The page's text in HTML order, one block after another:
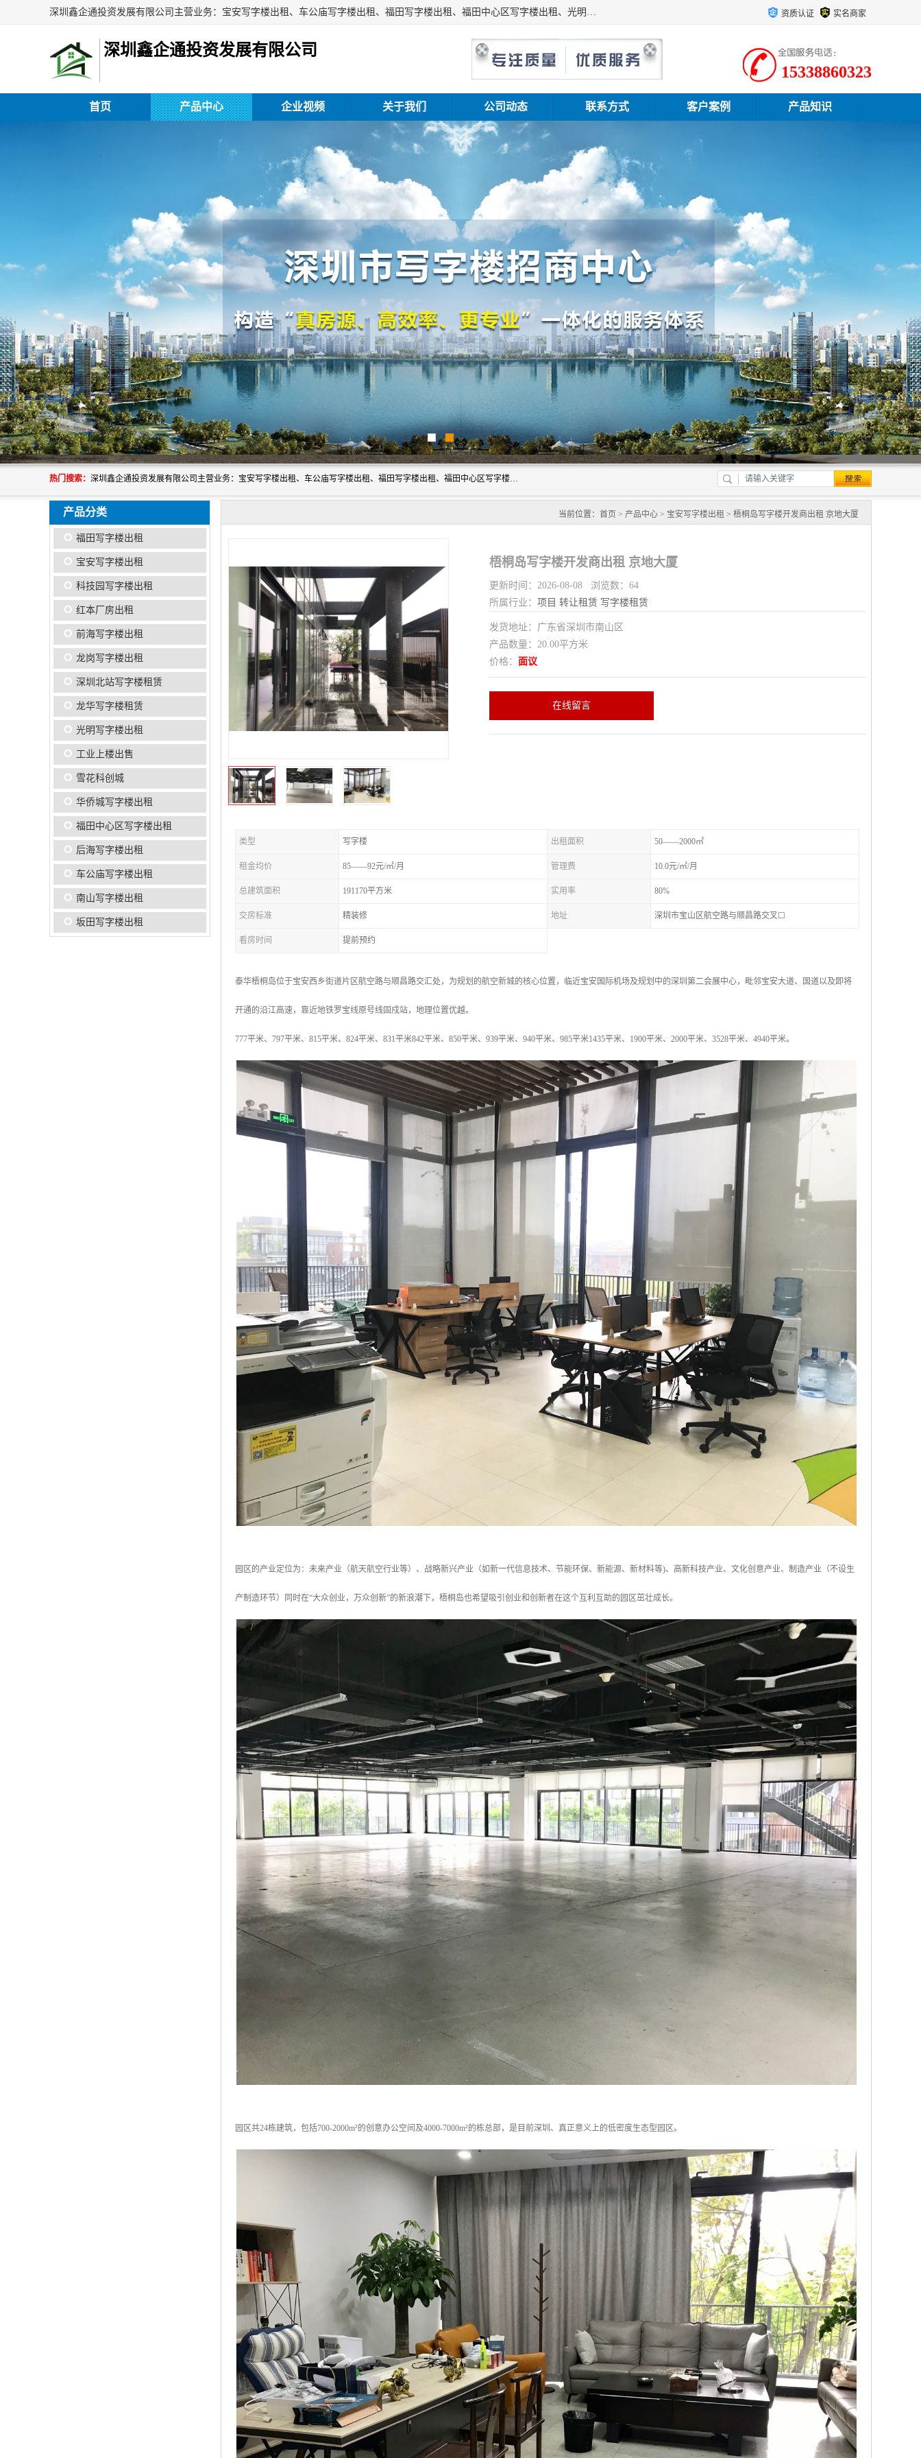
深圳鑫企通投资发展有限公司主营业务：宝安写字楼出租、车公庙写字楼出租、福田写字楼出租、福田中心区写字楼出租、光明写字楼出租、后海写字楼出租、科技园写字楼出租、南山写字楼出租等。公司专注为写字楼提供整体解决方案的化服务，依托于长期的写字楼线下运营经验和积累，以及丰富的互联网从业经验，拥有完善的服务架构体系、丰富的行业经验、与充分的销售资源。 资质认证 实名商家
深圳鑫企通投资发展有限公司
15338860323
首页 产品中心 企业视频 关于我们 公司动态 联系方式 客户案例 产品知识
热门搜索： 深圳鑫企通投资发展有限公司主营业务：宝安写字楼出租、车公庙写字楼出租、福田写字楼出租、福田中心区写字楼出租、光明写字楼出租、后海写字楼出租、科技园写字楼出租、南山写字楼出租等。公司专注为写字楼提供整体解决方案的化服务，依托于长期的写字楼线下运营经验和积累，以及丰富的互联网从业经验，拥有完善的服务架构体系、丰富的行业经验、与充分的销售资源。
产品分类
福田写字楼出租
宝安写字楼出租
科技园写字楼出租
红本厂房出租
前海写字楼出租
龙岗写字楼出租
深圳北站写字楼租赁
龙华写字楼租赁
光明写字楼出租
工业上楼出售
雪花科创城
华侨城写字楼出租
福田中心区写字楼出租
后海写字楼出租
车公庙写字楼出租
南山写字楼出租
坂田写字楼出租
当前位置： 首页 > 产品中心 > 宝安写字楼出租 > 梧桐岛写字楼开发商出租 京地大厦
梧桐岛写字楼开发商出租 京地大厦
更新时间：2026-08-08 浏览数：64
所属行业： 项目 转让租赁 写字楼租赁
发货地址：广东省深圳市南山区
产品数量：20.00平方米
价格： 面议
在线留言
类型 写字楼 出租面积 50——2000㎡
租金均价 85——92元/㎡/月 管理费 10.0元/㎡/月
总建筑面积 191170平方米 实用率 80%
交房标准 精装修 地址 深圳市宝山区航空路与顺昌路交叉☐
看房时间 提前预约
泰华梧桐岛位于宝安西乡街道片区航空路与顺昌路交汇处，为规划的航空新城的核心位置，临近宝安国际机场及规划中的深圳第二会展中心，毗邻宝安大道、国道以及即将
开通的沿江高速，靠近地铁罗宝线原号线固戍站，地理位置优越。
777平米、797平米、815平米、824平米、831平米842平米、850平米、939平米、940平米、985平米1435平米、1900平米、2000平米、3528平米、4940平米。
园区的产业定位为：未来产业（航天航空行业等）、战略新兴产业（如新一代信息技术、节能环保、新能源、新材料等)、高新科技产业、文化创意产业、制造产业（不设生
产制造环节）同时在“大众创业，万众创新”的新浪潮下，梧桐岛也希望吸引创业和创新者在这个互利互助的园区茁壮成长。
园区共24栋建筑，包括700-2000m²的创意办公空间及4000-7000m²的栋总部，是目前深圳、真正意义上的低密度生态型园区。